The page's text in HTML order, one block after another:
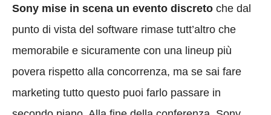
Sony mise in scena un evento discreto che dal
punto di vista del software rimase tutt’altro che
memorabile e sicuramente con una lineup più
povera rispetto alla concorrenza, ma se sai fare
marketing tutto questo puoi farlo passare in